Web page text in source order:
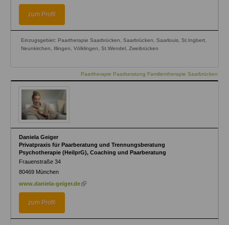
zum Profil
Einzugsgebiet: Paartherapie Saarbrücken, Saarbrücken, Saarlouis, St.Ingbert,
Neunkirchen, Illingen, Völklingen, St.Wendel, Zweibrücken
Paartherapie Paarberatung Familientherapie Saarbrücken
Daniela Geiger
Privatpraxis für Paarberatung und Trennungsberatung
Psychotherapie (HeilprG), Coaching und Paarberatung
Frauenstraße 34
80469 München
www.daniela-geiger.de (link
zum Profil